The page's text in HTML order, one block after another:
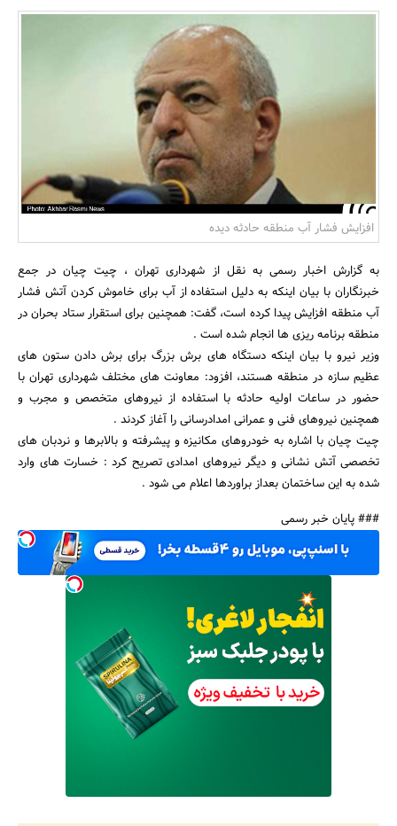
جستجو
افزایش فشار آب منطقه حادثه دیده
به گزارش اخبار رسمی به نقل از شهرداری تهران ، چیت چیان در جمع
خبرنگاران با بیان اینکه به دلیل استفاده از آب برای خاموش کردن آتش فشار
آب منطقه افزایش پیدا کرده است، گفت: همچنین برای استقرار ستاد بحران در
منطقه برنامه ریزی ها انجام شده است .
وزیر نیرو با بیان اینکه دستگاه های برش بزرگ برای برش دادن ستون های
عظیم سازه در منطقه هستند، افزود: معاونت های مختلف شهرداری تهران با
حضور در ساعات اولیه حادثه با استفاده از نیروهای متخصص و مجرب و
همچنین نیروهای فنی و عمرانی امدادرسانی را آغاز کردند .
چیت چیان با اشاره به خودروهای مکانیزه و پیشرفته و بالابرها و نردبان های
تخصصی آتش نشانی و دیگر نیروهای امدادی تصریح کرد : خسارت های وارد
شده به این ساختمان بعداز براوردها اعلام می شود .
### پایان خبر رسمی